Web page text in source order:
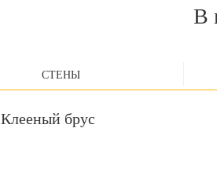
В
СТЕНЫ
Клееный брус